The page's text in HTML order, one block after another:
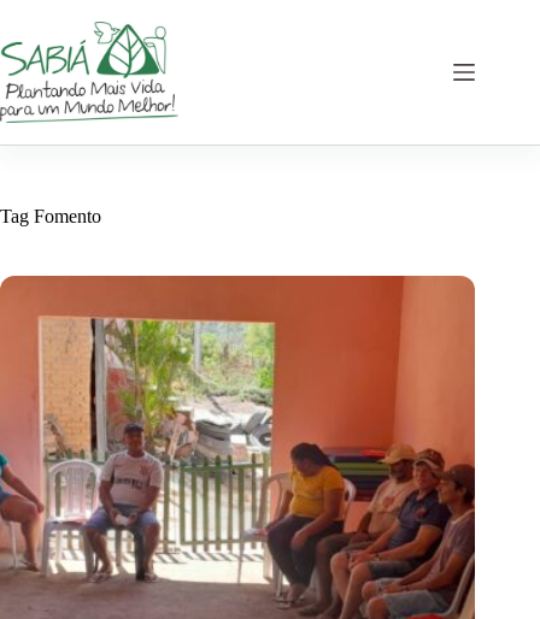
o
conteúdo
Tag Fomento